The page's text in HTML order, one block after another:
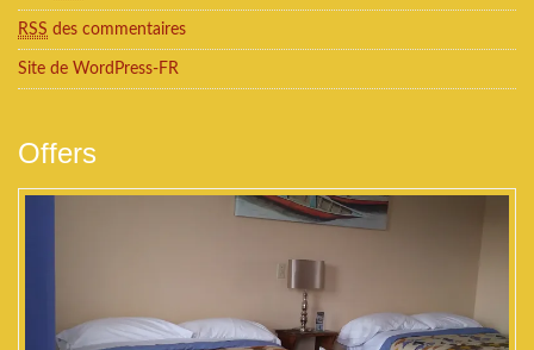
RSS des commentaires
Site de WordPress-FR
Offers